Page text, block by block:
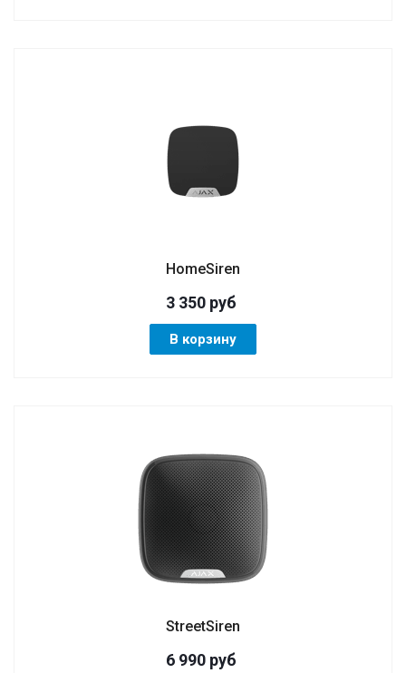
HomeSiren
3 350руб
В корзину
StreetSiren
6 990руб